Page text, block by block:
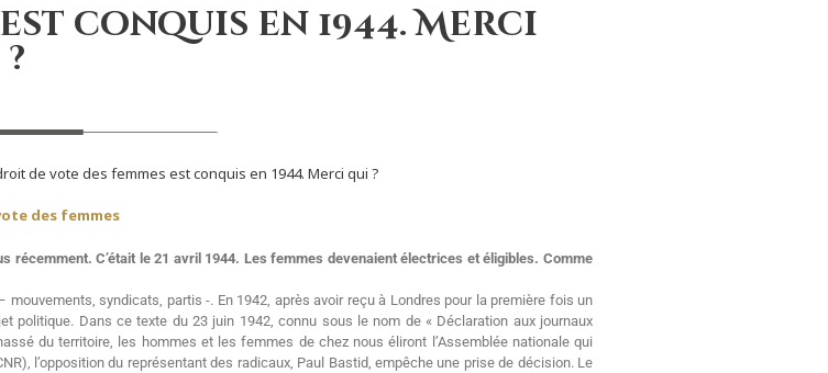
conquis en 1944. Merci
de vote des femmes est conquis en 1944. Merci qui ?
des femmes
récemment. C’était le 21 avril 1944. Les femmes devenaient électrices et éligibles. Comme
syndicats, partis -. En 1942, après avoir reçu à Londres pour la première fois un
politique. Dans ce texte du 23 juin 1942, connu sous le nom de « Déclaration aux journaux
du territoire, les hommes et les femmes de chez nous éliront l’Assemblée nationale qui
l’opposition du représentant des radicaux, Paul Bastid, empêche une prise de décision. Le